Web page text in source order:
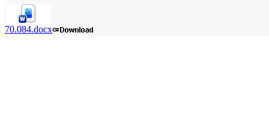
70.084.docx